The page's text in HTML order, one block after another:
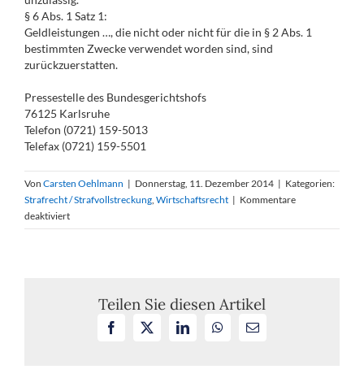
§ 6 Abs. 1 Satz 1:
Geldleistungen …, die nicht oder nicht für die in § 2 Abs. 1
bestimmten Zwecke verwendet worden sind, sind
zurückzuerstatten.
Pressestelle des Bundesgerichtshofs
76125 Karlsruhe
Telefon (0721) 159-5013
Telefax (0721) 159-5501
Von Carsten Oehlmann | Donnerstag, 11. Dezember 2014 | Kategorien:
Strafrecht / Strafvollstreckung Wirtschaftsrecht | Kommentare
deaktiviertfür
Verurteilung
rechtskräftigTeilen Sie diesen Artikel
Facebook LinkedInWhatsApp
E-